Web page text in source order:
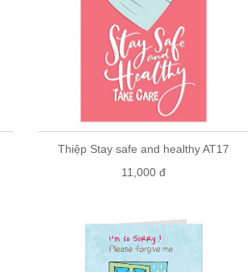
Thiệp Stay safe and healthy AT17
11,000 đ